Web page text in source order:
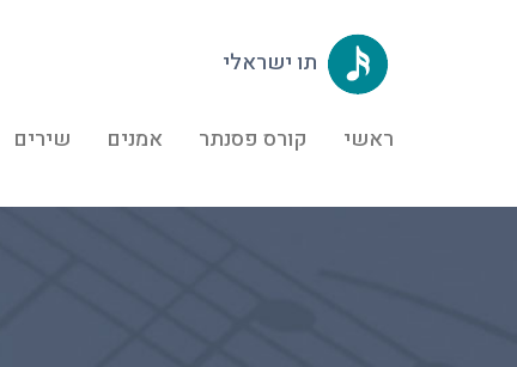
תו ישראלי
ראשי קורס פסנתר אמנים שירים